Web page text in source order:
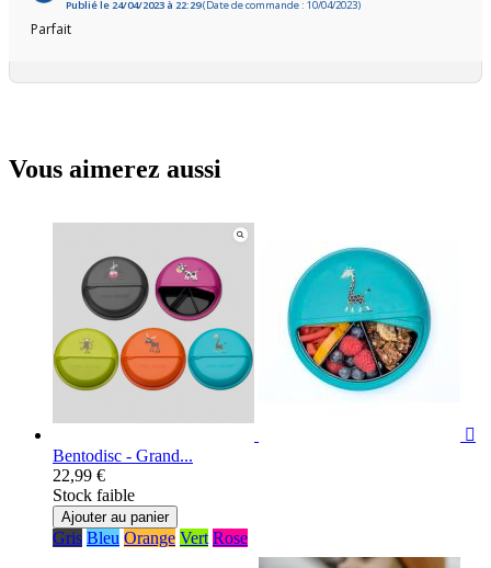
Publié le 24/04/2023 à 22:29(Date de commande : 10/04/2023)
Parfait
Vous aimerez aussi

Bentodisc - Grand...
22,99 €
Stock faible
Ajouter au panier
Gris Bleu Orange Vert Rose